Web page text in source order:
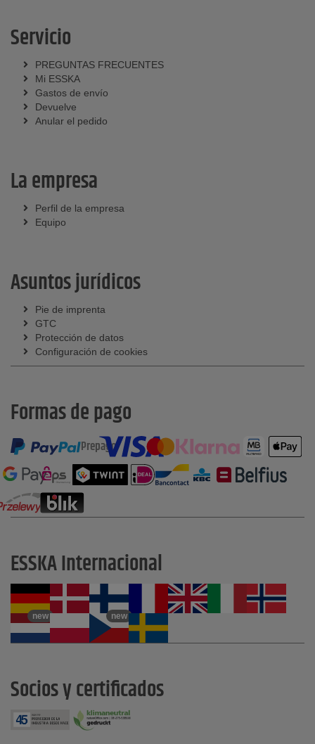
Servicio
PREGUNTAS FRECUENTES
Mi ESSKA
Gastos de envío
Devuelve
Anular el pedido
La empresa
Perfil de la empresa
Equipo
Asuntos jurídicos
Pie de imprenta
GTC
Protección de datos
Configuración de cookies
Formas de pago
Prepago
ESSKA Internacional
new new
Socios y certificados